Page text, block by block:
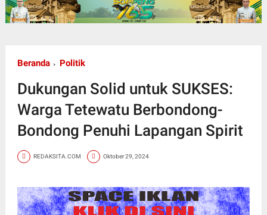
Beranda Politik
Dukungan Solid untuk SUKSES:
Warga Tetewatu Berbondong-
Bondong Penuhi Lapangan Spirit
REDAKSITA.COM Oktober 29, 2024